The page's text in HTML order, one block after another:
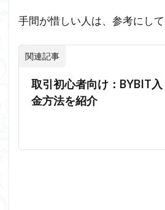
手間が惜しい人は、参考にして
関連記事
取引初心者向け：BYBIT入
金方法を紹介